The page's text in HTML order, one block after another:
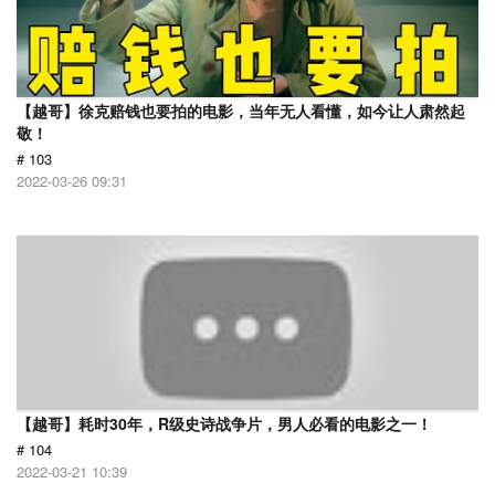
【越哥】徐克赔钱也要拍的电影，当年无人看懂，如今让人肃然起
敬！
# 103
2022-03-26 09:31
【越哥】耗时30年，R级史诗战争片，男人必看的电影之一！
# 104
2022-03-21 10:39